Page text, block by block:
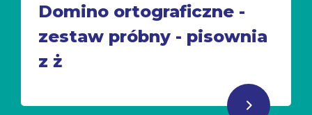
Domino ortograficzne -
zestaw próbny - pisownia
z ż